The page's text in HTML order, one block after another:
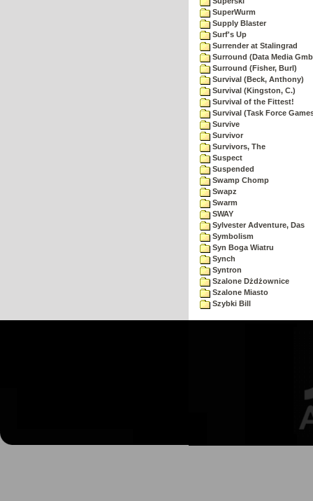
SuperWurm
Supply Blaster
Surf's Up
Surrender at Stalingrad
Surround (Data Media
Surround (Fisher, Burl)
Survival (Beck, Anthony)
Survival (Kingston, C.)
Survival of the Fittest!
Survival (Task Force
Survive
Survivor
Survivors, The
Suspect
Suspended
Swamp Chomp
Swapz
Swarm
SWAY
Sylvester Adventure, Das
Symbolism
Syn Boga Wiatru
Synch
Syntron
Szalone Dżdżownice
Szalone Miasto
Szybki Bill